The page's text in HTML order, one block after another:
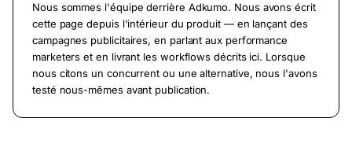
Nous sommes l'équipe derrière Adkumo. Nous avons écrit
cette page depuis l'intérieur du produit — en lançant des
campagnes publicitaires, en parlant aux performance
marketers et en livrant les workflows décrits ici. Lorsque
nous citons un concurrent ou une alternative, nous l'avons
testé nous-mêmes avant publication.